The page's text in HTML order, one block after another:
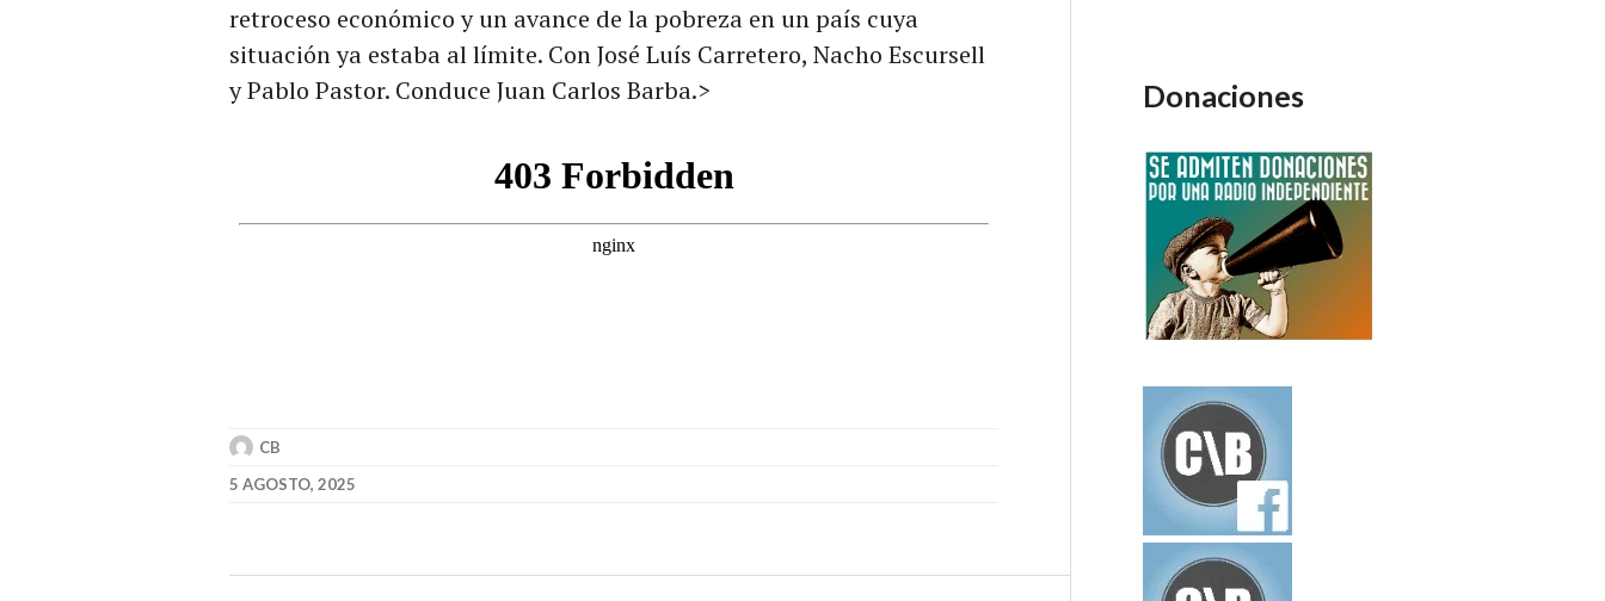
retroceso económico y un avance de la pobreza en un país cuya
situación ya estaba al límite. Con José Luís Carretero, Nacho Escursell
y Pablo Pastor. Conduce Juan Carlos Barba.>
CB
5 AGOSTO, 2025
Donaciones